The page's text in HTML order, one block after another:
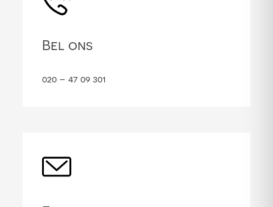
Bel ons
020 – 47 09 301